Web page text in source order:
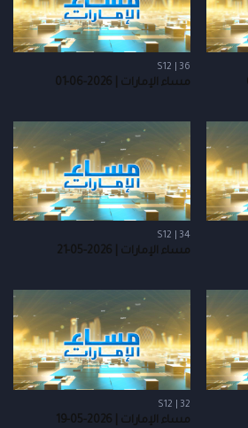
S12 | 36
مساء الإمارات | 2026-06-01
S12 | 34
مساء الإمارات | 2026-05-21
S12 | 32
مساء الإمارات | 2026-05-19